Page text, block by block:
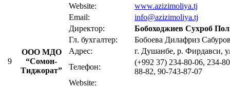
Website:
www.azizimoliya.tj
Email:
info@azizimoliya.tj
9
ООО МДО
“Сомон-
Тиджорат”
Директор:
Бобоходжиев Сухроб
Гл. бухгалтер:
Бобоева Дилафриз
Адрес:
г. Душанбе, р. Фирдавси,
Телефон:
(+992 37) 234-80-06, 234-
88-82, 90-743-87-07
Website: